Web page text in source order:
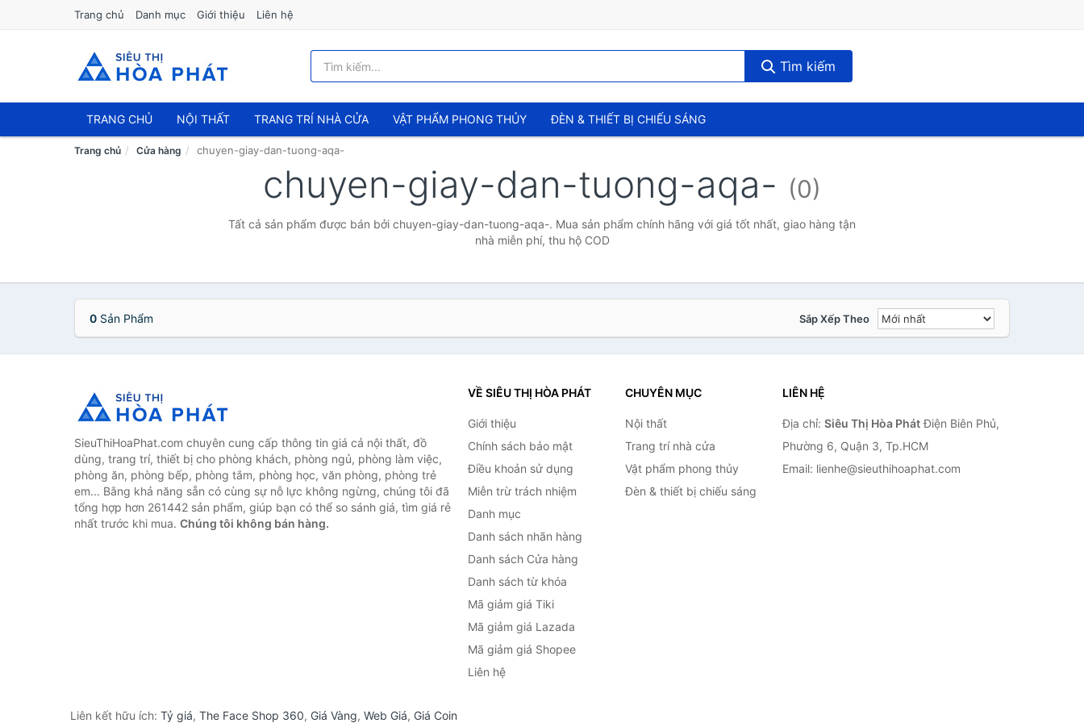
Trang chủ Danh mục Giới thiệu Liên hệ
Tìm kiếm
TRANG CHỦ NỘI THẤT TRANG TRÍ NHÀ CỬA VẬT PHẨM PHONG THỦY ĐÈN & THIẾT BỊ CHIẾU SÁNG
Trang chủ Cửa hàng chuyen-giay-dan-tuong-aqa-
chuyen-giay-dan-tuong-aqa- (0)
Tất cả sản phẩm được bán bởi chuyen-giay-dan-tuong-aqa-. Mua sản phẩm chính hãng với giá tốt nhất, giao hàng tận
nhà miễn phí, thu hộ COD
0 Sản Phẩm Sắp Xếp Theo
SieuThiHoaPhat.com chuyên cung cấp thông tin giá cả nội thất, đồ
dùng, trang trí, thiết bị cho phòng khách, phòng ngủ, phòng làm việc,
phòng ăn, phòng bếp, phòng tắm, phòng học, văn phòng, phòng trẻ
em... Bằng khả năng sẵn có cùng sự nỗ lực không ngừng, chúng tôi đã
tổng hợp hơn 261442 sản phẩm, giúp bạn có thể so sánh giá, tìm giá rẻ
nhất trước khi mua. Chúng tôi không bán hàng.
VỀ SIÊU THỊ HÒA PHÁT
Giới thiệu
Chính sách bảo mật
Điều khoản sử dụng
Miễn trừ trách nhiệm
Danh mục
Danh sách nhãn hàng
Danh sách Cửa hàng
Danh sách từ khóa
Mã giảm giá Tiki
Mã giảm giá Lazada
Mã giảm giá Shopee
Liên hệ
CHUYÊN MỤC
Nội thất
Trang trí nhà cửa
Vật phẩm phong thủy
Đèn & thiết bị chiếu sáng
LIÊN HỆ
Địa chỉ: Siêu Thị Hòa PhátĐiện Biên Phủ,
Phường 6, Quận 3, Tp.HCM
Email: lienhe@sieuthihoaphat.com
Liên kết hữu ích: Tỷ giá, The Face Shop 360, Giá Vàng, Web Giá, Giá Coin